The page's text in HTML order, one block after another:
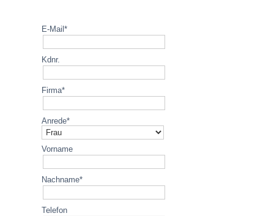
E-Mail*
Kdnr.
Firma*
Anrede*
Vorname
Nachname*
Telefon